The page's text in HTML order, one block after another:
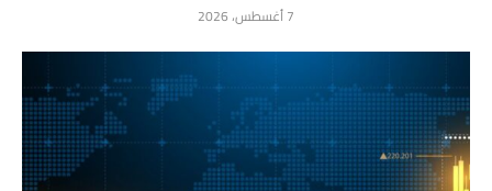
7 أغسطس، 2026